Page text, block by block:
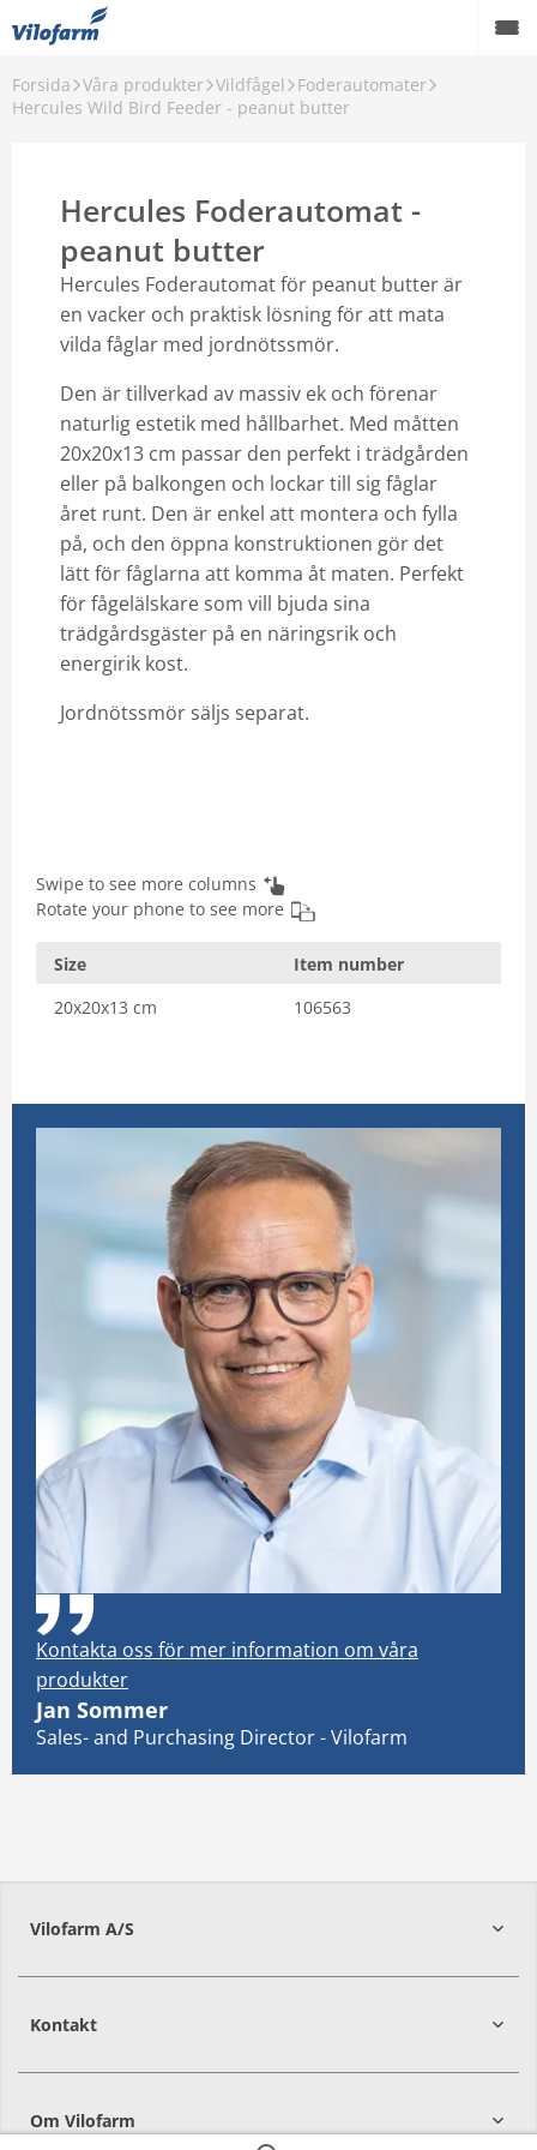
Forsida Våra produkter Vildfågel
Foderautomater
Hercules Wild Bird Feeder - peanut butter
Hercules Foderautomat -
peanut butter
Hercules Foderautomat för peanut butter är
en vacker och praktisk lösning för att mata
vilda fåglar med jordnötssmör.
Den är tillverkad av massiv ek och förenar
naturlig estetik med hållbarhet. Med måtten
20x20x13 cm passar den perfekt i trädgården
eller på balkongen och lockar till sig fåglar
året runt. Den är enkel att montera och fylla
på, och den öppna konstruktionen gör det
lätt för fåglarna att komma åt maten. Perfekt
för fågelälskare som vill bjuda sina
trädgårdsgäster på en näringsrik och
energirik kost.
Jordnötssmör säljs separat.
Swipe to see more columns
Rotate your phone to see more
Size Item number
20x20x13 cm
106563
Kontakta oss för mer information om våra
produkter
Jan Sommer
Sales- and Purchasing Director - Vilofarm
Vilofarm A/S
Kontakt
Om Vilofarm